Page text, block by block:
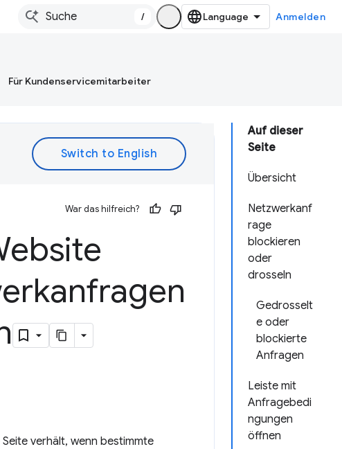
/ Anmelden
Für Kundenservicemitarbeiter
Auf dieser
Seite
Übersicht
Netzwerkanf
rage
blockieren
oder
drosseln
Gedrosselt
e oder
blockierte
Anfragen
Leiste mit
Anfragebedi
ngungen
öffnen
War das hilfreich?
verhält, wenn bestimmte